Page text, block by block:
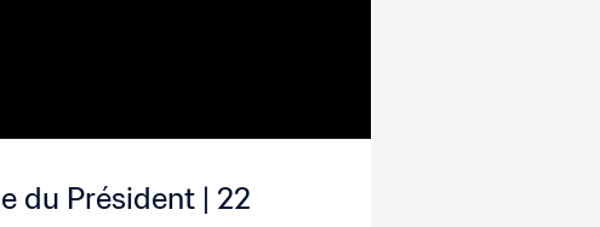
du Président | 22